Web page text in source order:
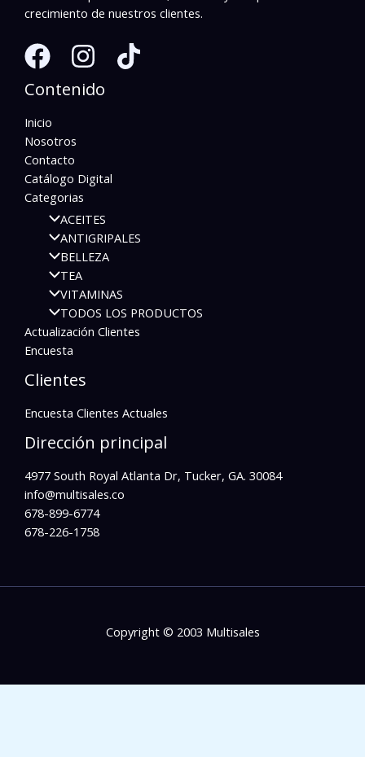
crecimiento de nuestros clientes.
Contenido
Inicio
Nosotros
Contacto
Catálogo Digital
Categorias
ACEITES
ANTIGRIPALES
BELLEZA
TEA
VITAMINAS
TODOS LOS PRODUCTOS
Actualización Clientes
Encuesta
Clientes
Encuesta Clientes Actuales
Dirección principal
4977 South Royal Atlanta Dr, Tucker, GA. 30084
info@multisales.co​
678-899-6774
678-226-1758
Copyright © 2003 Multisales